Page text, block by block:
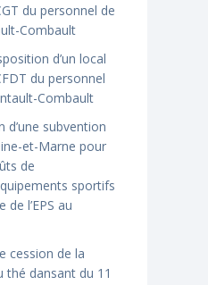
du personnel de
Combault
d’un local
du personnel
Combault
subvention
et-Marne pour
de
sportifs
l’EPS au
cession de la
thé dansant du 11